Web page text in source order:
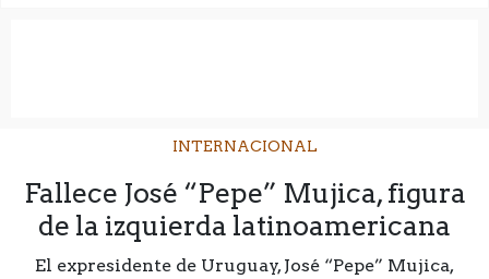
INTERNACIONAL
Fallece José “Pepe” Mujica, figura
de la izquierda latinoamericana
El expresidente de Uruguay, José “Pepe” Mujica,